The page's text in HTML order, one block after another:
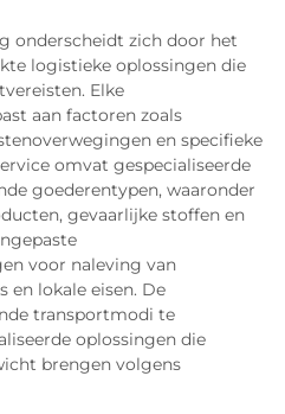
onderscheidt zich door het
logistieke oplossingen die
Elke
aan factoren zoals
en specifieke
omvat gespecialiseerde
goederentypen, waaronder
gevaarlijke stoffen en
voor naleving van
en lokale eisen. De
transportmodi te
oplossingen die
brengen volgens